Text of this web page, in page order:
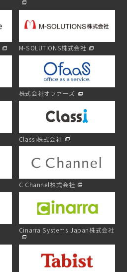
M-SOLUTIONS株式会社
株式会社オファーズ
Classi株式会社
C Channel株式会社
Cinarra Systems Japan株式会社